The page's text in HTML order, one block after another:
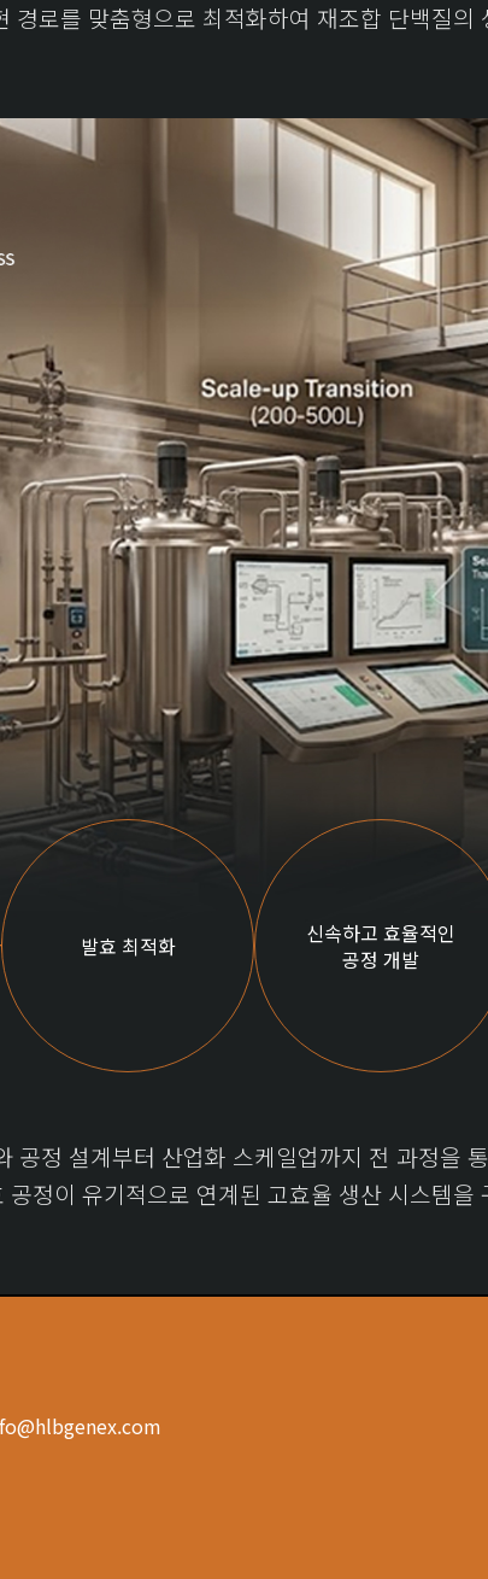
경로를 맞춤형으로 최적화하여 재조합 단백질의
발효 최적화
신속하고 효율적인
공정 개발
공정 설계부터 산업화 스케일업까지 전 과정을
공정이 유기적으로 연계된 고효율 생산 시스템을